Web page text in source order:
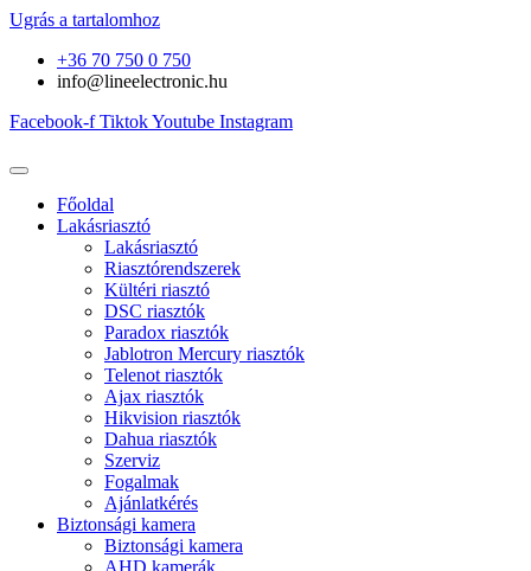
Ugrás a tartalomhoz
+36 70 750 0 750
info@lineelectronic.hu
Facebook-f TiktokYoutube Instagram
Főoldal
Lakásriasztó
Lakásriasztó
Riasztórendszerek
Kültéri riasztó
DSC riasztók
Paradox riasztók
Jablotron Mercury riasztók
Telenot riasztók
Ajax riasztók
Hikvision riasztók
Dahua riasztók
Szerviz
Fogalmak
Ajánlatkérés
Biztonsági kamera
Biztonsági kamera
AHD kamerák